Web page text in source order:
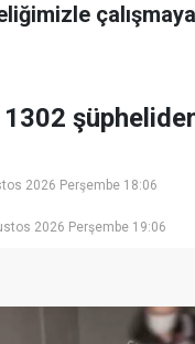
2026 Perşembe 18:06
2026 Perşembe 19:06